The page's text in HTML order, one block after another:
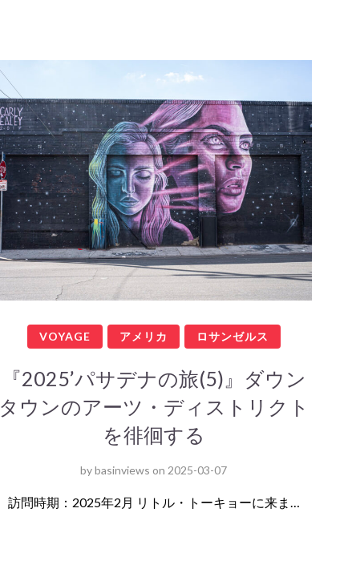
VOYAGE アメリカ ロサンゼルス
『2025’パサデナの旅(5)』ダウン
タウンのアーツ・ディストリクト
を徘徊する
bybasinviews on 2025-03-07
訪問時期：2025年2月 リトル・トーキョーに来ま…